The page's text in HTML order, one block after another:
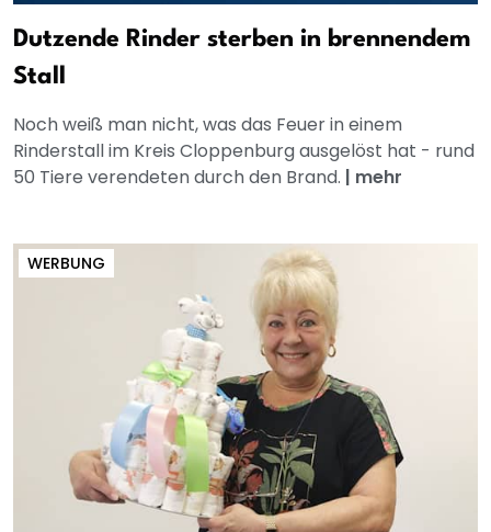
Dutzende Rinder sterben in brennendem
Stall
Noch weiß man nicht, was das Feuer in einem
Rinderstall im Kreis Cloppenburg ausgelöst hat - rund
50 Tiere verendeten durch den Brand. | mehr
WERBUNG